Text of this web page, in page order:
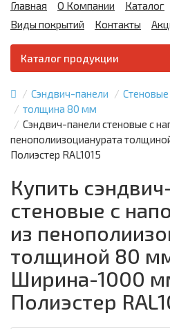
Главная О Компании Каталог
Виды покрытий
Контакты
Каталог продукции
Сэндвич-панели
толщина 80 мм
Сэндвич-панели стеновые с
пенополиизоцианурата
Полиэстер RAL1015
Купить
стеновые с
из
толщиной 80
Ширина-1000
Полиэстер